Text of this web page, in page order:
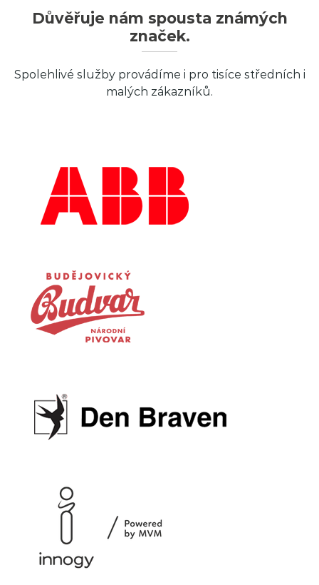
Důvěřuje nám spousta známých
značek.
Spolehlivé služby provádíme i pro tisíce středních i
malých zákazníků.